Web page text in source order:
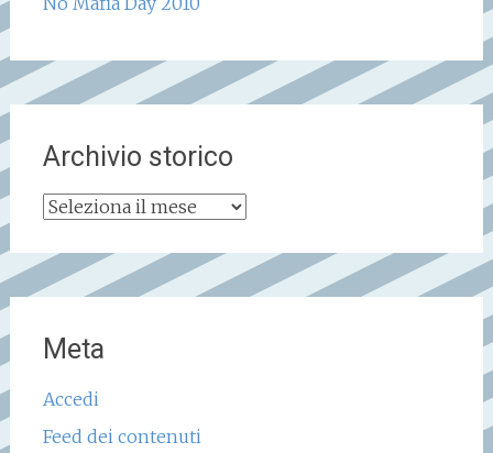
Archivio storico
Archivio
Meta
Accedi
Feed dei contenuti